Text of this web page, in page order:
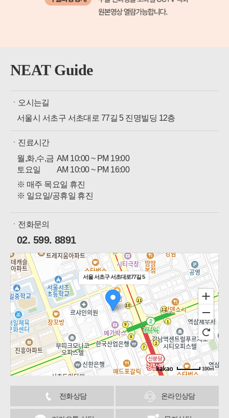
NEAT Guide
ㆍ오시는길
서울시 서초구 서초대로 77길 5 진명빌딩 12층
ㆍ진료시간
월,화,수,금 AM 10:00 ~ PM 19:00
토요일
AM 10:00 ~ PM 16:00
※ 매주 목요일 휴진
※ 일요일/공휴일 휴진
ㆍ전화문의
02. 599. 8891
서울 서초구 서초대로77길 5
100m
전화상담 온라인상담